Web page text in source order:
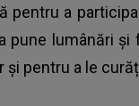
pentru a
pune lumânări și
și pentru a le